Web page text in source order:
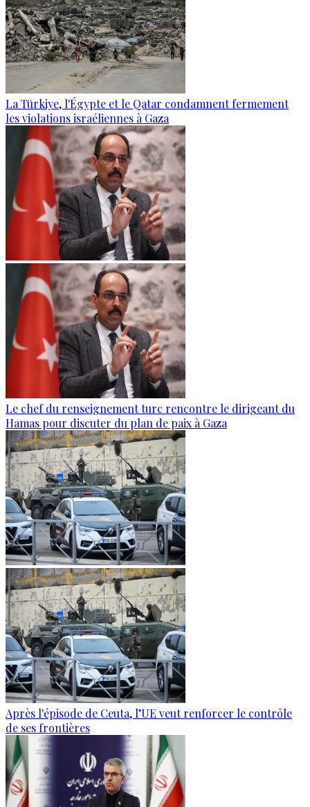
La Türkiye, l'Égypte et le Qatar condamnent fermement
les violations israéliennes à Gaza
Le chef du renseignement turc rencontre le dirigeant du
Hamas pour discuter du plan de paix à Gaza
Après l'épisode de Ceuta, l’UE veut renforcer le contrôle
de ses frontières